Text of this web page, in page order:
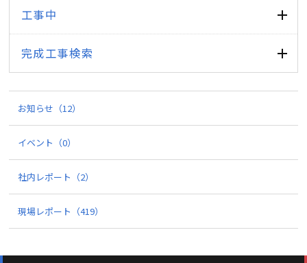
工事中
完成工事検索
お知らせ （12）
イベント （0）
社内レポート （2）
現場レポート （419）